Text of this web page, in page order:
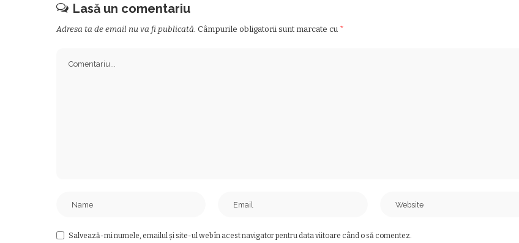
Lasă un comentariu
Adresa ta de email nu va fi publicată. Câmpurile obligatorii sunt marcate cu *
Salvează-mi numele, emailul și site-ul web în acest navigator pentru data viitoare când o să comentez.